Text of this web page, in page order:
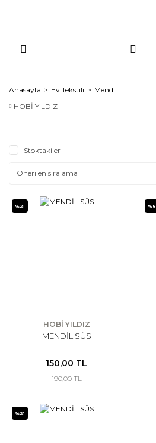
Anasayfa Ev Tekstili
Mendil
HOBİ YILDIZ
Stoktakiler
%21
HOBİ YILDIZ
MENDİL SÜS
150,00 TL
190,00 TL
%8
%21